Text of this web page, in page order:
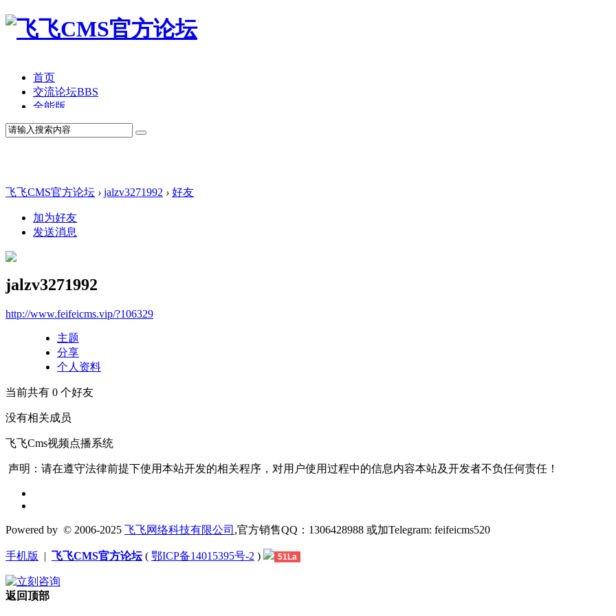
首页
交流论坛BBS
全能版
TV版
产品价格
飞飞CMS官方论坛 › jalzv3271992 › 好友
加为好友
发送消息
jalzv3271992
http://www.feifeicms.vip/?106329
主题
分享
个人资料
当前共有 0 个好友
没有相关成员
飞飞Cms视频点播系统
声明：请在遵守法律前提下使用本站开发的相关程序，对用户使用过程中的信息内容本站及开发者不负任何责任！
Powered by © 2006-2025 飞飞网络科技有限公司 ,官方销售QQ：1306428988 或加Telegram: feifeicms520
手机版 | 飞飞CMS官方论坛( 鄂ICP备14015395号-2 ) 51La
返回顶部